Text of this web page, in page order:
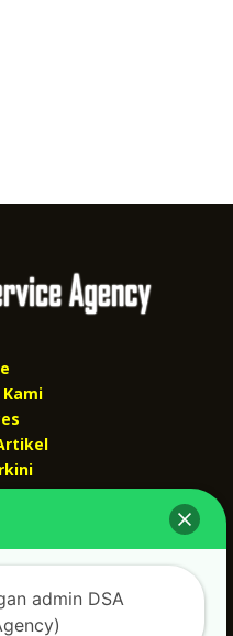
007 Jatinegara,
admin DSA